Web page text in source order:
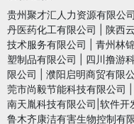
贵州聚才汇人力资源有限公司
丹医药化工有限公司
陕西
技术服务有限公司
青州林
塑制品有限公司
四川撸游
限公司
濮阳启明商贸有限
莞市尚毅节能科技有限公司
南天胤科技有限公司|软件
鲁木齐康洁有害生物控制有